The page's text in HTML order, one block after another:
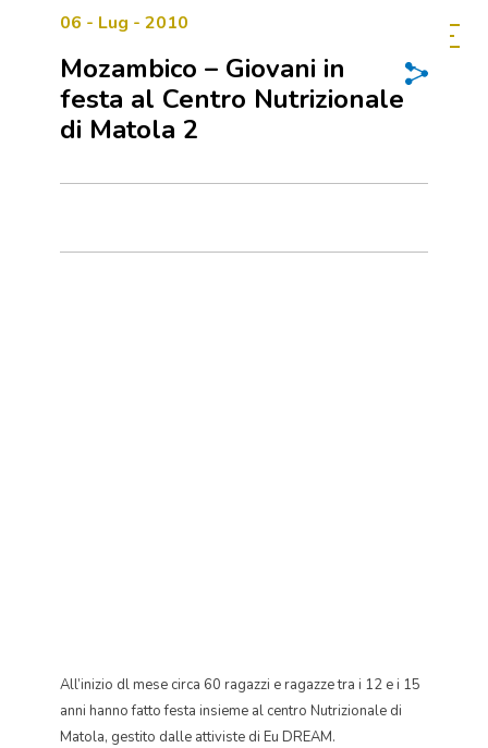
06 - Lug - 2010
Mozambico – Giovani in
festa al Centro Nutrizionale
di Matola 2
All’inizio dl mese circa 60 ragazzi e ragazze tra i 12 e i 15
anni hanno fatto festa insieme al centro Nutrizionale di
Matola, gestito dalle attiviste di Eu DREAM.